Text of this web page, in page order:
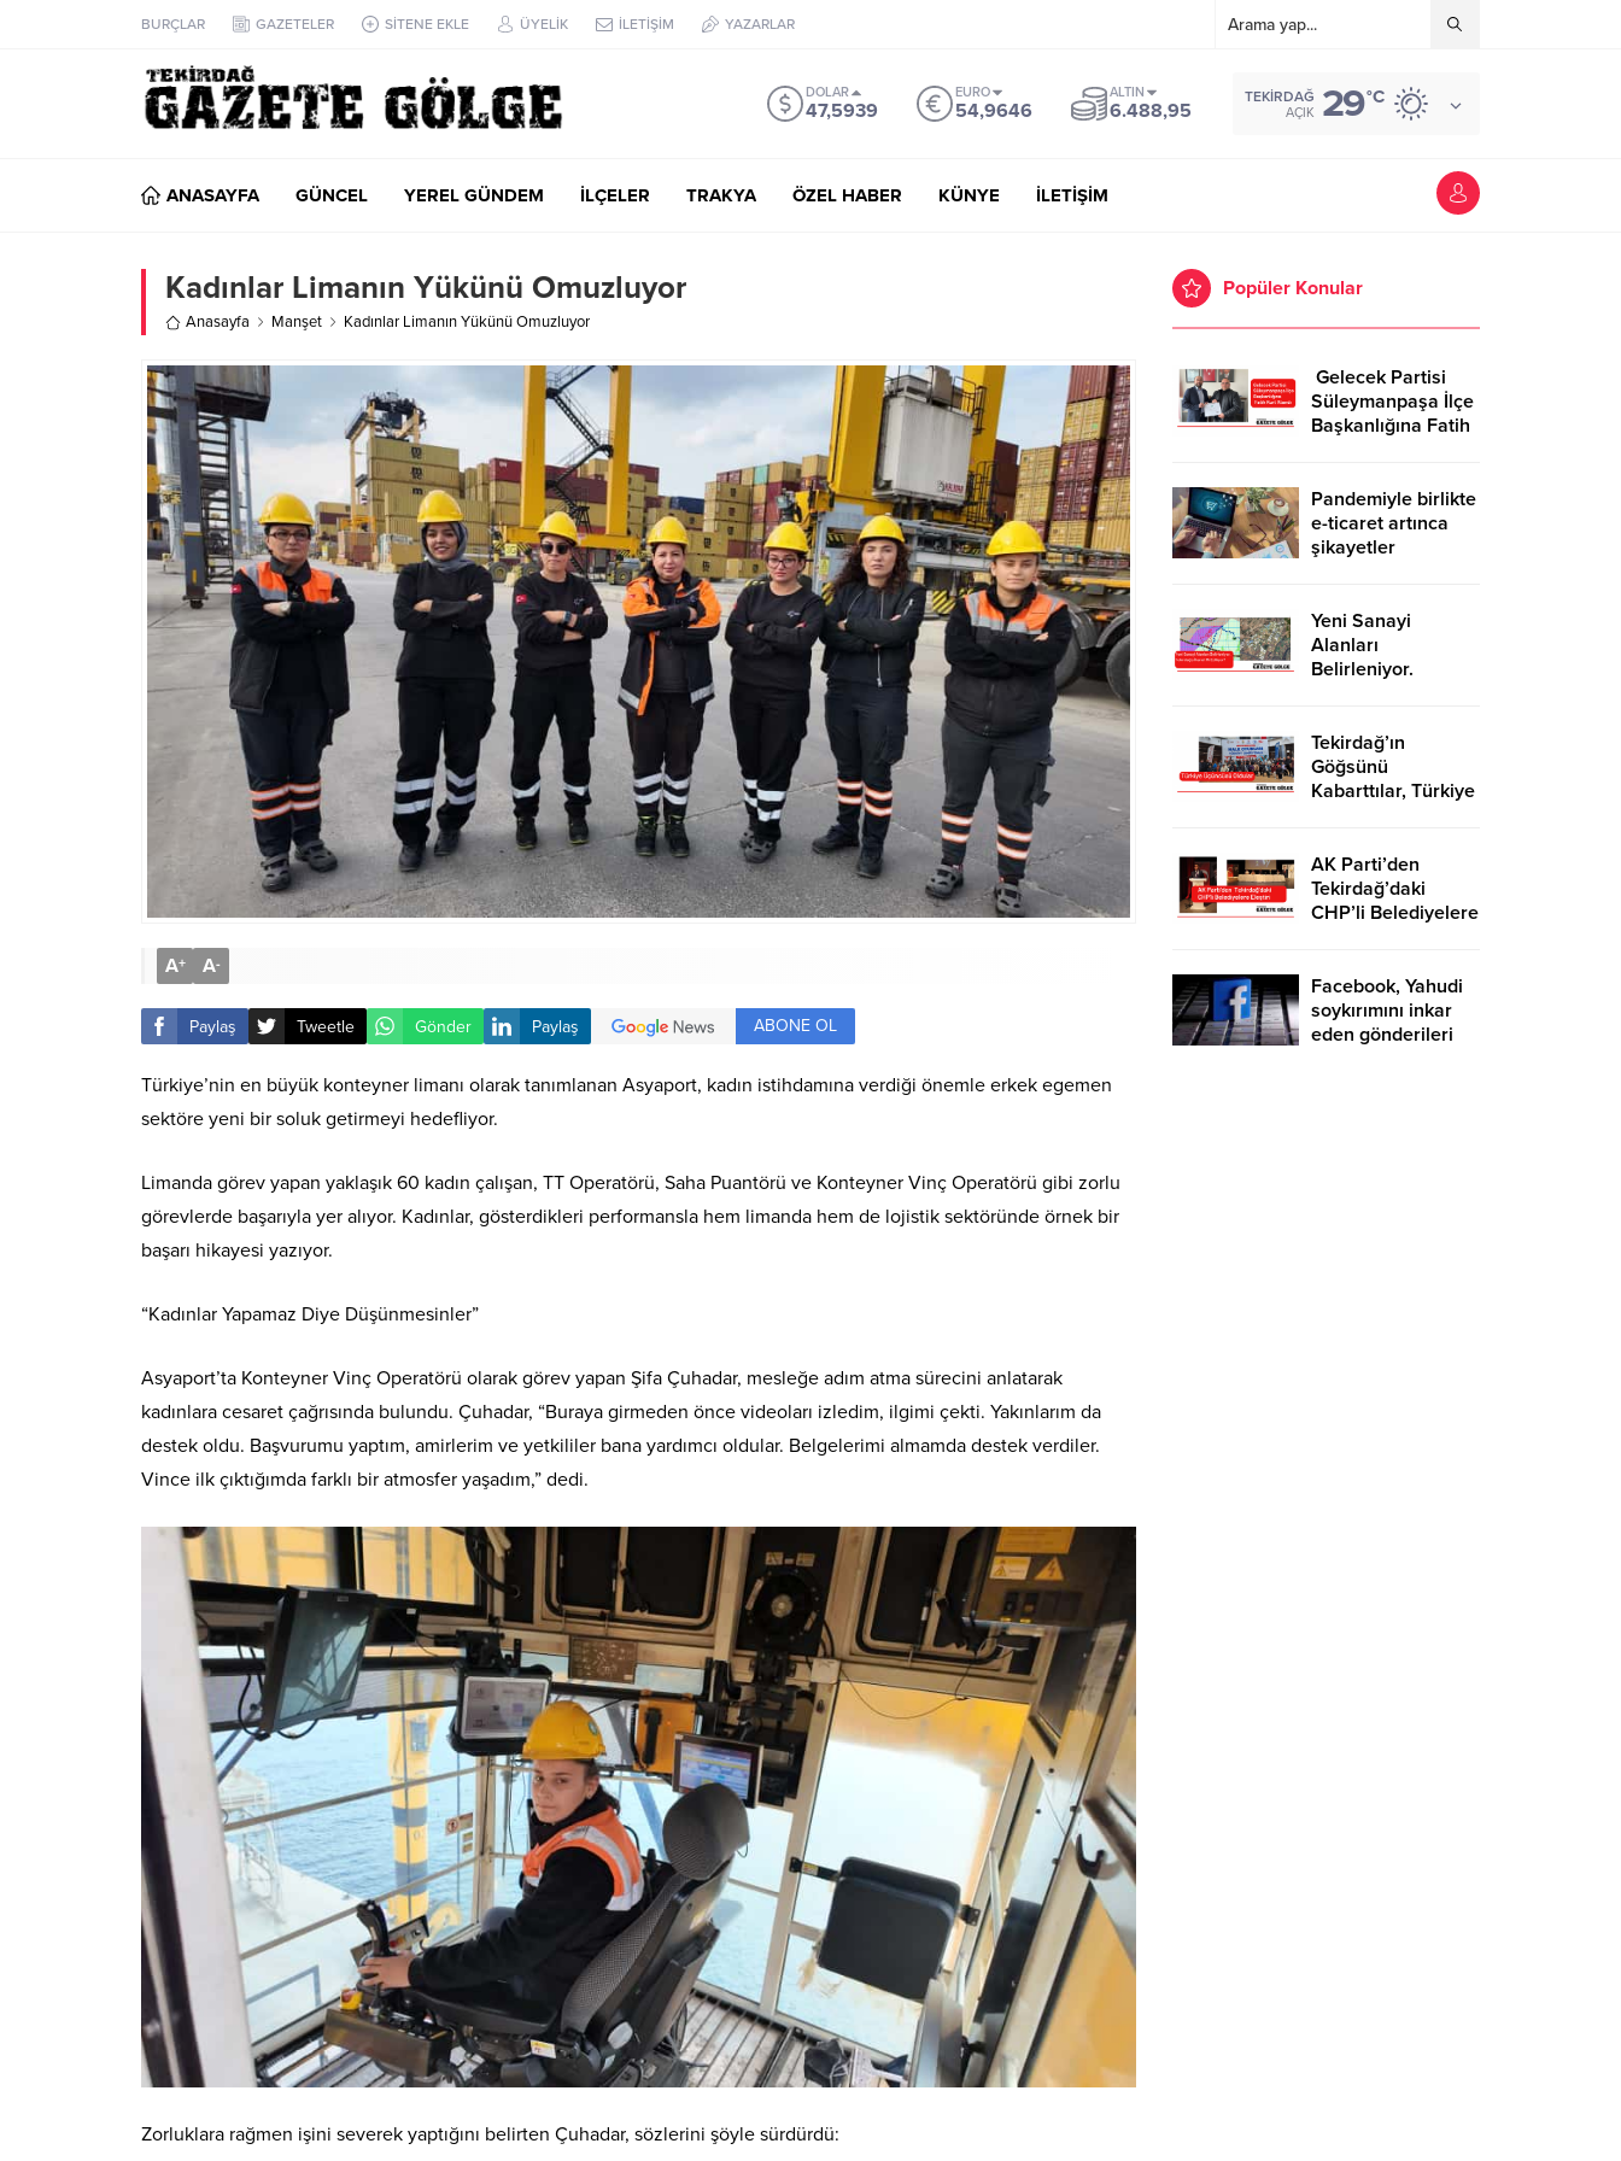
BURÇLAR GAZETELER SİTENE EKLE ÜYELİK İLETİŞİM YAZARLAR
DOLAR
47,5939
EURO
54,9646
ALTIN
6.488,95
TEKIRDAĞ
AÇIK 29°C
ANASAYFA GÜNCEL YEREL GÜNDEM İLÇELER TRAKYA ÖZEL HABER KÜNYE İLETİŞİM
Kadınlar Limanın Yükünü Omuzluyor
Anasayfa Manşet Kadınlar Limanın Yükünü Omuzluyor
A+ A-
Paylaş Tweetle Gönder Paylaş ABONE OL
Türkiye’nin en büyük konteyner limanı olarak tanımlanan Asyaport, kadın istihdamına verdiği önemle erkek egemen
sektöre yeni bir soluk getirmeyi hedefliyor.
Limanda görev yapan yaklaşık 60 kadın çalışan, TT Operatörü, Saha Puantörü ve Konteyner Vinç Operatörü gibi zorlu
görevlerde başarıyla yer alıyor. Kadınlar, gösterdikleri performansla hem limanda hem de lojistik sektöründe örnek bir
başarı hikayesi yazıyor.
“Kadınlar Yapamaz Diye Düşünmesinler”
Asyaport’ta Konteyner Vinç Operatörü olarak görev yapan Şifa Çuhadar, mesleğe adım atma sürecini anlatarak
kadınlara cesaret çağrısında bulundu. Çuhadar, “Buraya girmeden önce videoları izledim, ilgimi çekti. Yakınlarım da
destek oldu. Başvurumu yaptım, amirlerim ve yetkililer bana yardımcı oldular. Belgelerimi almamda destek verdiler.
Vince ilk çıktığımda farklı bir atmosfer yaşadım,” dedi.
Zorluklara rağmen işini severek yaptığını belirten Çuhadar, sözlerini şöyle sürdürdü:
Popüler Konular
Gelecek Partisi
Süleymanpaşa İlçe
Başkanlığına Fatih
Pandemiyle birlikte
e-ticaret artınca
şikayetler
Yeni Sanayi
Alanları
Belirleniyor.
Tekirdağ’ın
Göğsünü
Kabarttılar, Türkiye
AK Parti’den
Tekirdağ’daki
CHP’li Belediyelere
Facebook, Yahudi
soykırımını inkar
eden gönderileri